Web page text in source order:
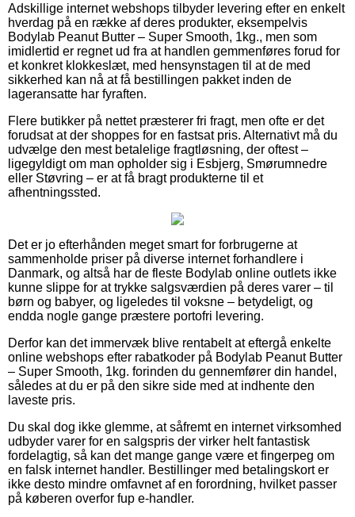
Adskillige internet webshops tilbyder levering efter en enkelt
hverdag på en række af deres produkter, eksempelvis
Bodylab Peanut Butter – Super Smooth, 1kg., men som
imidlertid er regnet ud fra at handlen gemmenføres forud for
et konkret klokkeslæt, med hensynstagen til at de med
sikkerhed kan nå at få bestillingen pakket inden de
lageransatte har fyraften.
Flere butikker på nettet præsterer fri fragt, men ofte er det
forudsat at der shoppes for en fastsat pris. Alternativt må du
udvælge den mest betalelige fragtløsning, der oftest –
ligegyldigt om man opholder sig i Esbjerg, Smørumnedre
eller Støvring – er at få bragt produkterne til et
afhentningssted.
Det er jo efterhånden meget smart for forbrugerne at
sammenholde priser på diverse internet forhandlere i
Danmark, og altså har de fleste Bodylab online outlets ikke
kunne slippe for at trykke salgsværdien på deres varer – til
børn og babyer, og ligeledes til voksne – betydeligt, og
endda nogle gange præstere portofri levering.
Derfor kan det immervæk blive rentabelt at eftergå enkelte
online webshops efter rabatkoder på Bodylab Peanut Butter
– Super Smooth, 1kg. forinden du gennemfører din handel,
således at du er på den sikre side med at indhente den
laveste pris.
Du skal dog ikke glemme, at såfremt en internet virksomhed
udbyder varer for en salgspris der virker helt fantastisk
fordelagtig, så kan det mange gange være et fingerpeg om
en falsk internet handler. Bestillinger med betalingskort er
ikke desto mindre omfavnet af en forordning, hvilket passer
på køberen overfor fup e-handler.